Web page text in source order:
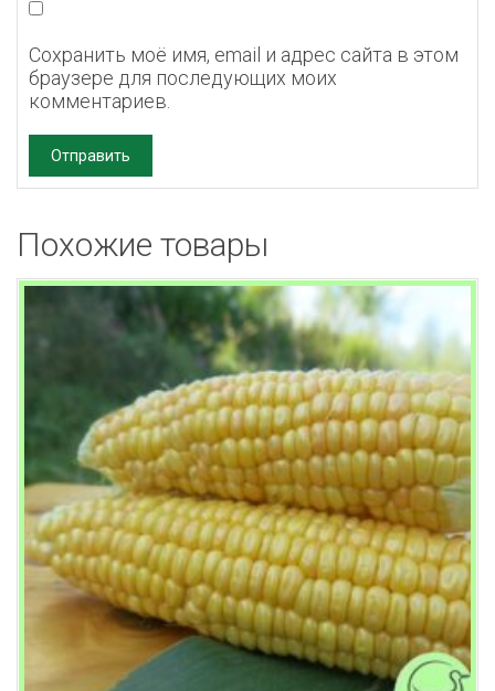
Сохранить моё имя, email и адрес сайта в этом
браузере для последующих моих
комментариев.
Похожие товары